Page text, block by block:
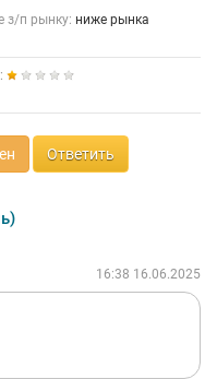
з/п рынку: ниже рынка
Ответить
16:38 16.06.2025